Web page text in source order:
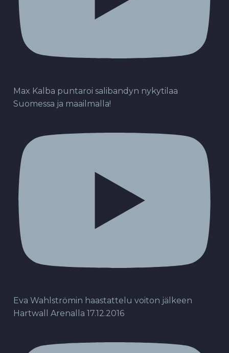
Max Kalba puntaroi salibandyn nykytilaa
Suomessa ja maailmalla!
Eva Wahlströmin haastattelu voiton jälkeen
Hartwall Arenalla 17.12.2016